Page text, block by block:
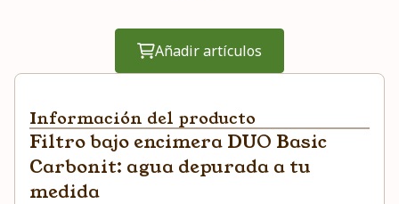
Añadir artículos
Información del producto
Filtro bajo encimera DUO Basic
Carbonit: agua depurada a tu
medida